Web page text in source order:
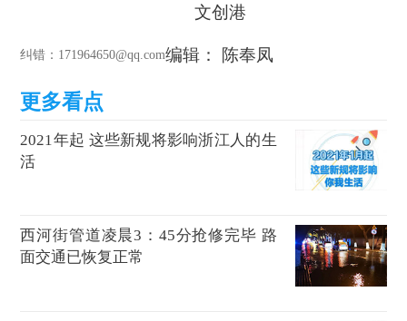
文创港
纠错 ：171964650@qq.com编辑： 陈奉凤
2021年起 这些新规将影响浙江人的生
活
西河街管道凌晨3：45分抢修完毕 路
面交通已恢复正常